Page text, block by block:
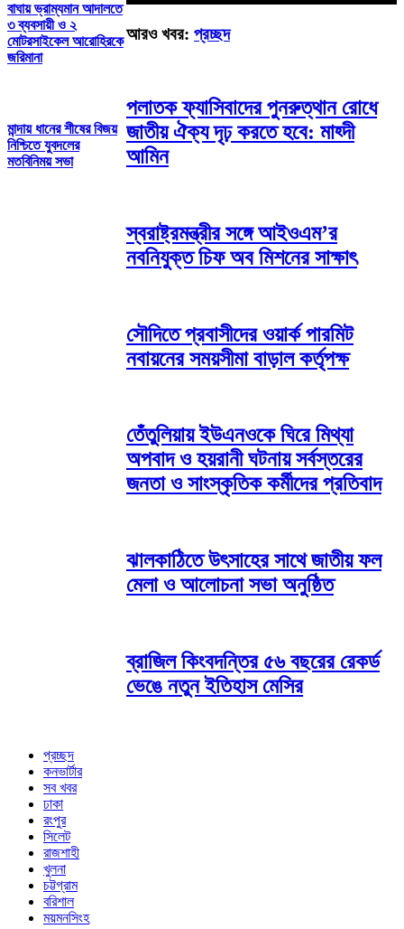
বাঘায় ভ্রাম্যমান আদালতে
৩ ব্যবসায়ী ও ২
মোটরসাইকেল আরোহিরকে
জরিমানা
মান্দায় ধানের শীষের বিজয়
নিশ্চিতে যুবদলের
মতবিনিময় সভা
আরও খবর: প্রচ্ছদ
পলাতক ফ্যাসিবাদের পুনরুত্থান রোধে
জাতীয় ঐক্য দৃঢ় করতে হবে: মাহ্দী
আমিন
স্বরাষ্ট্রমন্ত্রীর সঙ্গে আইওএম’র
নবনিযুক্ত চিফ অব মিশনের সাক্ষাৎ
সৌদিতে প্রবাসীদের ওয়ার্ক পারমিট
নবায়নের সময়সীমা বাড়াল কর্তৃপক্ষ
তেঁতুলিয়ায় ইউএনওকে ঘিরে মিথ্যা
অপবাদ ও হয়রানী ঘটনায় সর্বস্তরের
জনতা ও সাংস্কৃতিক কর্মীদের প্রতিবাদ
ঝালকাঠিতে উৎসাহের সাথে জাতীয় ফল
মেলা ও আলোচনা সভা অনুষ্ঠিত
ব্রাজিল কিংবদন্তির ৫৬ বছরের রেকর্ড
ভেঙে নতুন ইতিহাস মেসির
প্রচ্ছদ
কনভার্টার
সব খবর
ঢাকা
রংপুর
সিলেট
রাজশাহী
খুলনা
চট্টগ্রাম
বরিশাল
ময়মনসিংহ